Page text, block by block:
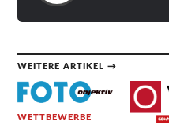
WEITERE ARTIKEL →
WETTBEWERBE